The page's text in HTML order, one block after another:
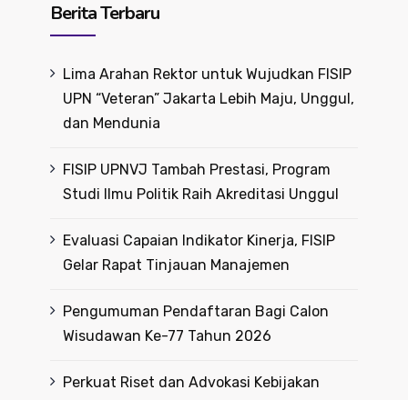
Berita Terbaru
Lima Arahan Rektor untuk Wujudkan FISIP
UPN “Veteran” Jakarta Lebih Maju, Unggul,
dan Mendunia
FISIP UPNVJ Tambah Prestasi, Program
Studi Ilmu Politik Raih Akreditasi Unggul
Evaluasi Capaian Indikator Kinerja, FISIP
Gelar Rapat Tinjauan Manajemen
Pengumuman Pendaftaran Bagi Calon
Wisudawan Ke-77 Tahun 2026
Perkuat Riset dan Advokasi Kebijakan